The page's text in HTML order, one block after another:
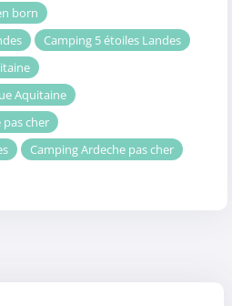
born
Camping 5 étoiles Landes
Aquitaine
cher
Camping Ardeche pas cher